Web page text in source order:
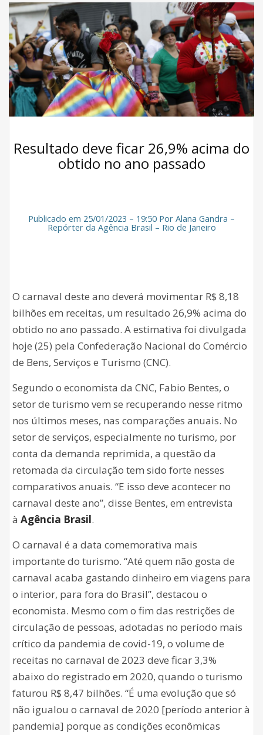
Resultado deve ficar 26,9% acima do
obtido no ano passado
Publicado em 25/01/2023 – 19:50 Por Alana Gandra –
Repórter da Agência Brasil – Rio de Janeiro
O carnaval deste ano deverá movimentar R$ 8,18
bilhões em receitas, um resultado 26,9% acima do
obtido no ano passado. A estimativa foi divulgada
hoje (25) pela Confederação Nacional do Comércio
de Bens, Serviços e Turismo (CNC).
Segundo o economista da CNC, Fabio Bentes, o
setor de turismo vem se recuperando nesse ritmo
nos últimos meses, nas comparações anuais. No
setor de serviços, especialmente no turismo, por
conta da demanda reprimida, a questão da
retomada da circulação tem sido forte nesses
comparativos anuais. “E isso deve acontecer no
carnaval deste ano”, disse Bentes, em entrevista
à Agência Brasil.
O carnaval é a data comemorativa mais
importante do turismo. “Até quem não gosta de
carnaval acaba gastando dinheiro em viagens para
o interior, para fora do Brasil”, destacou o
economista. Mesmo com o fim das restrições de
circulação de pessoas, adotadas no período mais
crítico da pandemia de covid-19, o volume de
receitas no carnaval de 2023 deve ficar 3,3%
abaixo do registrado em 2020, quando o turismo
faturou R$ 8,47 bilhões. “É uma evolução que só
não igualou o carnaval de 2020 [período anterior à
pandemia] porque as condições econômicas